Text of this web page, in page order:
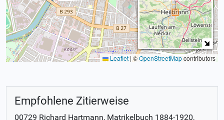
Leaflet |©OpenStreetMapcontributors
Empfohlene Zitierweise
00729 Richard Hartmann, Matrikelbuch 1884-1920,